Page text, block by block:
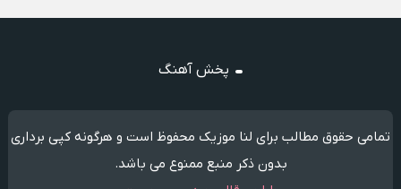
پخش آهنگ
تمامی حقوق مطالب برای لنا موزیک محفوظ است و هرگونه کپی برداری
بدون ذکر منبع ممنوع می باشد.